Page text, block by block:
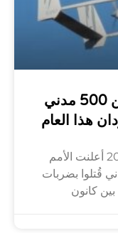
الأمم المتحدة: مقتل أكثر من 500 مدني
هذا العام
أ ف ب/ مدار: 24 آذار/ مارس 2026 أعلنت الأمم
الثلاثاء أن أكثر من 500 مدني قُتلوا بضربات
كانون